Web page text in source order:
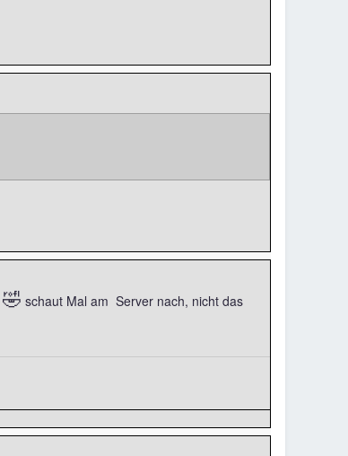
🤣 schaut Mal am Server nach, nicht das